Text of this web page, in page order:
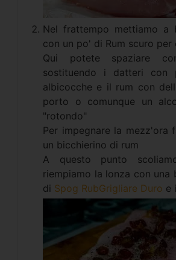
Nel frattempo mettiamo a
con un po' di Rum scuro per
Qui potete spaziare
sostituendo i datteri con
albicocche e il rum con
porto o comunque un
"rotondo"
Per impegnare la mezz'ora
un bicchierino di rum
A questo punto
riempiamo la lonza con una
di Spog RubGrigliare Duro e